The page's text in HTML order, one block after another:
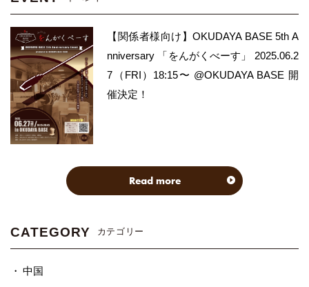
【関係者様向け】OKUDAYA BASE 5th A
nniversary 「をんがくべーす」 2025.06.2
7（FRI）18:15〜 @OKUDAYA BASE 開
催決定！
Read more
CATEGORY カテゴリー
中国